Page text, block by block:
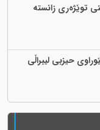
توێژەری زانستە
حیزبی لیبراڵی